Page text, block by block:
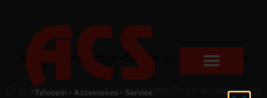
Er zijn geweldige dingen in het verschiet
Er is iets moois in het vooruitzicht! Onze winkel wordt